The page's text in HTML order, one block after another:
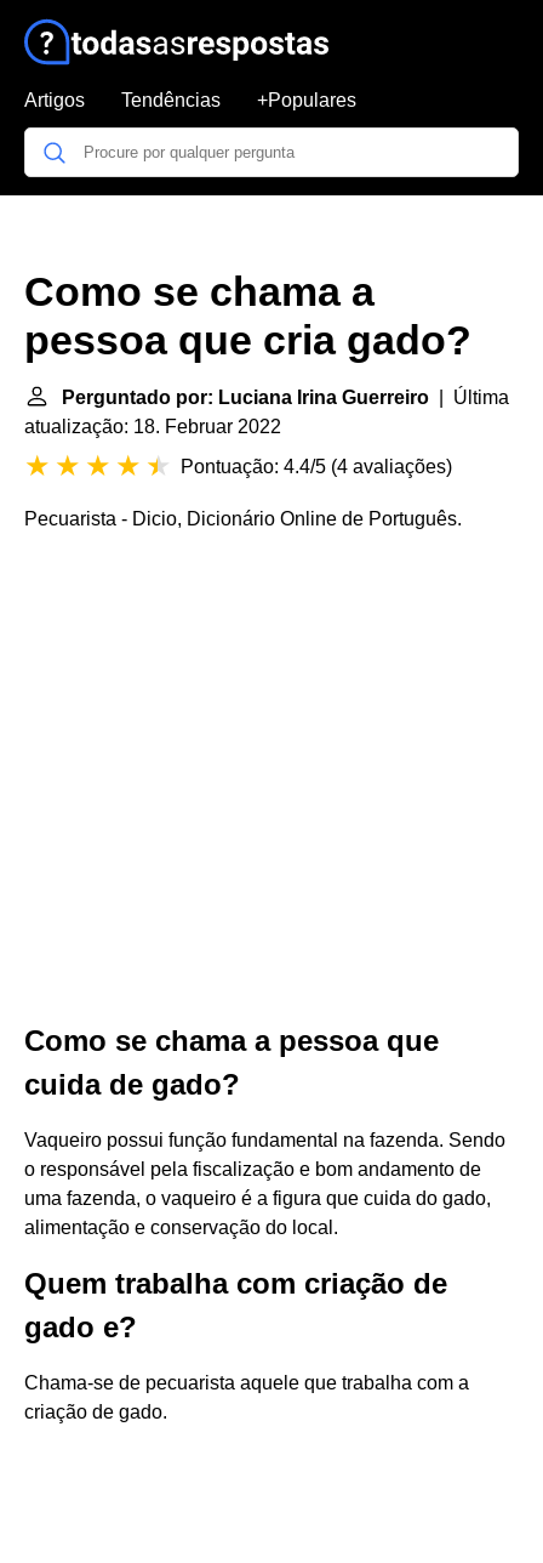
Artigos Tendências +Populares
Como se chama a
pessoa que cria gado?
Perguntado por: Luciana Irina Guerreiro | Última
atualização: 18. Februar 2022
Pontuação: 4.4/5 (4 avaliações)
Pecuarista - Dicio, Dicionário Online de Português.
Como se chama a pessoa que
cuida de gado?
Vaqueiro possui função fundamental na fazenda. Sendo
o responsável pela fiscalização e bom andamento de
uma fazenda, o vaqueiro é a figura que cuida do gado,
alimentação e conservação do local.
Quem trabalha com criação de
gado e?
Chama-se de pecuarista aquele que trabalha com a
criação de gado.